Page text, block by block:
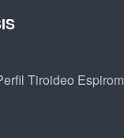
Tiroideo